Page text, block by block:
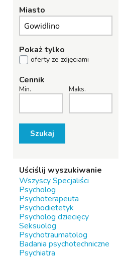
Miasto
Pokaż tylko
oferty ze zdjęciami
Cennik
Min. Maks.
Szukaj
Uściślij wyszukiwanie
Wszyscy Specjaliści
Psycholog
Psychoterapeuta
Psychodietetyk
Psycholog dziecięcy
Seksuolog
Psychotraumatolog
Badania psychotechniczne
Psychiatra